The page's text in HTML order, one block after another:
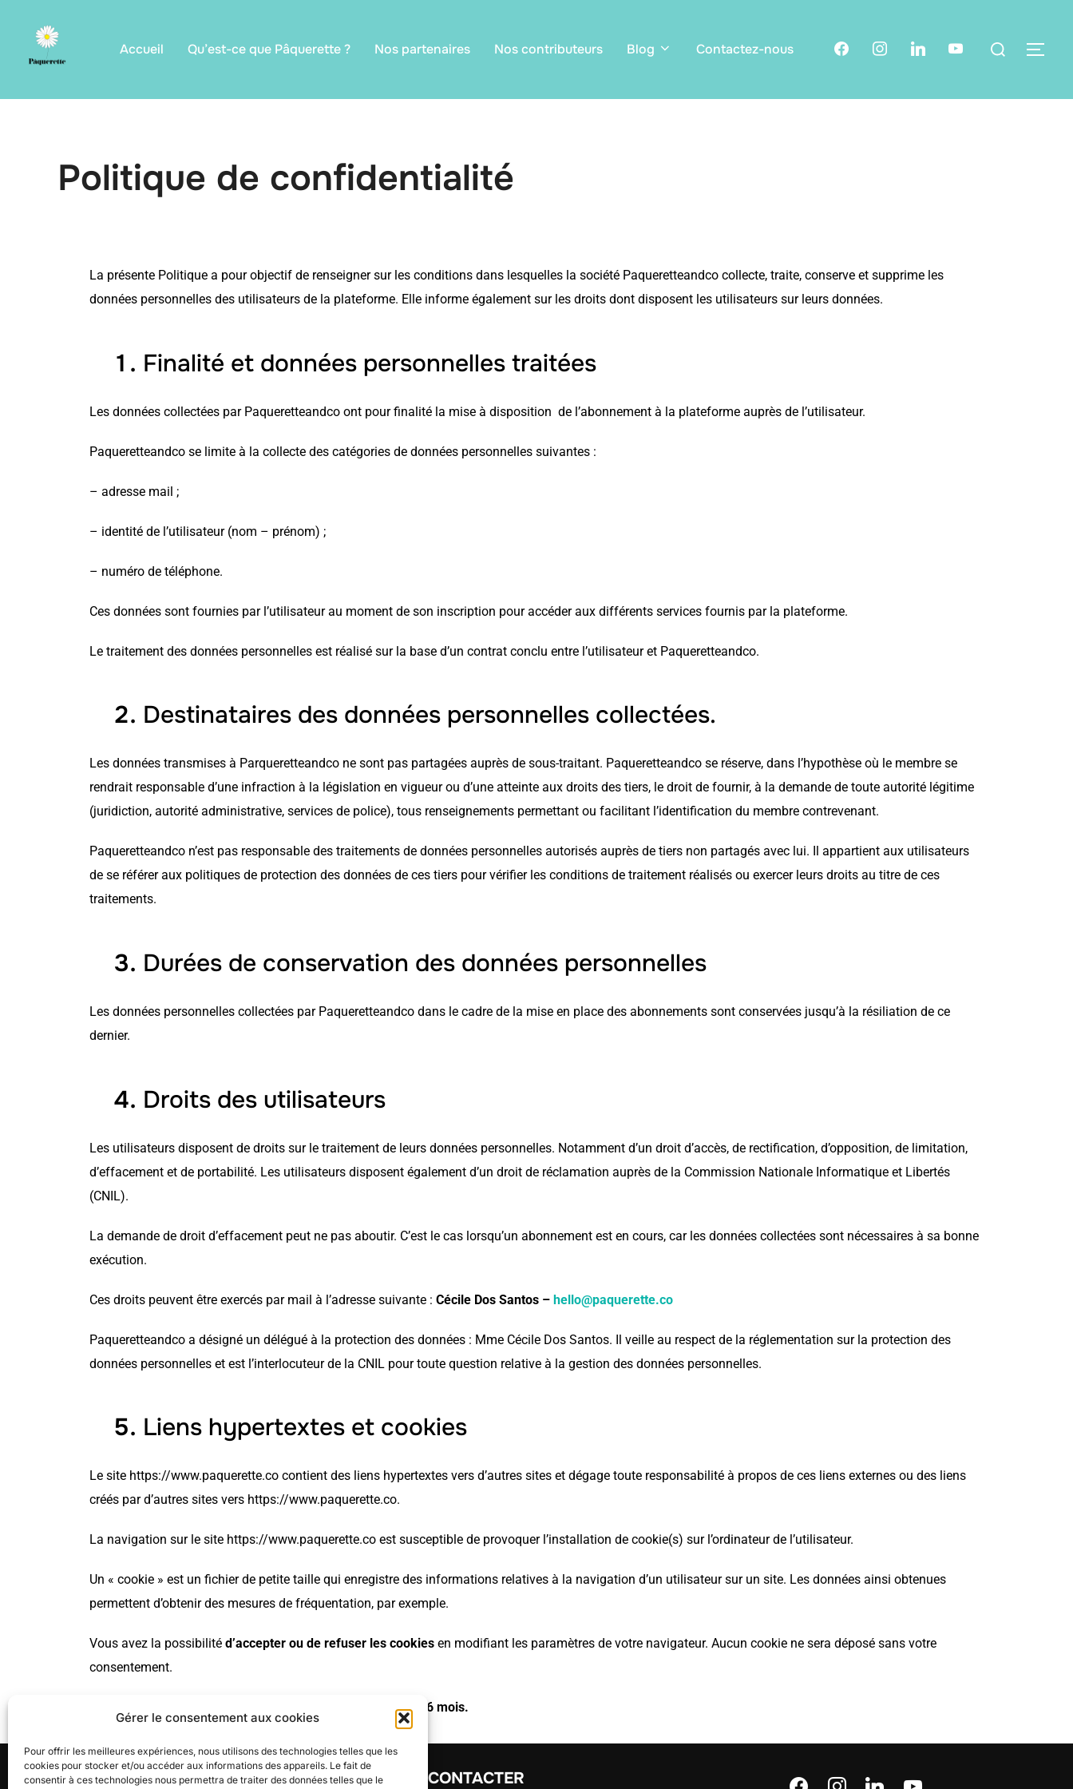
Gérer le consentement aux cookies
Pour offrir les meilleures expériences, nous utilisons des technologies telles que les
cookies pour stocker et/ou accéder aux informations des appareils. Le fait de
consentir à ces technologies nous permettra de traiter des données telles que le
Accueil Qu’est-ce que Pâquerette ? Nos partenaires Nos contributeurs Blog Contactez-nous
Politique de confidentialité
La présente Politique a pour objectif de renseigner sur les conditions dans lesquelles la société Paqueretteandco collecte, traite, conserve et supprime les
données personnelles des utilisateurs de la plateforme. Elle informe également sur les droits dont disposent les utilisateurs sur leurs données.
Finalité et données personnelles traitées
Les données collectées par Paqueretteandco ont pour finalité la mise à disposition de l’abonnement à la plateforme auprès de l’utilisateur.
Paqueretteandco se limite à la collecte des catégories de données personnelles suivantes :
– adresse mail ;
– identité de l’utilisateur (nom – prénom) ;
– numéro de téléphone.
Ces données sont fournies par l’utilisateur au moment de son inscription pour accéder aux différents services fournis par la plateforme.
Le traitement des données personnelles est réalisé sur la base d’un contrat conclu entre l’utilisateur et Paqueretteandco.
Destinataires des données personnelles collectées.
Les données transmises à Parqueretteandco ne sont pas partagées auprès de sous-traitant. Paqueretteandco se réserve, dans l’hypothèse où le membre se
rendrait responsable d’une infraction à la législation en vigueur ou d’une atteinte aux droits des tiers, le droit de fournir, à la demande de toute autorité légitime
(juridiction, autorité administrative, services de police), tous renseignements permettant ou facilitant l’identification du membre contrevenant.
Paqueretteandco n’est pas responsable des traitements de données personnelles autorisés auprès de tiers non partagés avec lui. Il appartient aux utilisateurs
de se référer aux politiques de protection des données de ces tiers pour vérifier les conditions de traitement réalisés ou exercer leurs droits au titre de ces
traitements.
Durées de conservation des données personnelles
Les données personnelles collectées par Paqueretteandco dans le cadre de la mise en place des abonnements sont conservées jusqu’à la résiliation de ce
dernier.
Droits des utilisateurs
Les utilisateurs disposent de droits sur le traitement de leurs données personnelles. Notamment d’un droit d’accès, de rectification, d’opposition, de limitation,
d’effacement et de portabilité. Les utilisateurs disposent également d’un droit de réclamation auprès de la Commission Nationale Informatique et Libertés
(CNIL).
La demande de droit d’effacement peut ne pas aboutir. C’est le cas lorsqu’un abonnement est en cours, car les données collectées sont nécessaires à sa bonne
exécution.
Ces droits peuvent être exercés par mail à l’adresse suivante : Cécile Dos Santos – hello@paquerette.co
Paqueretteandco a désigné un délégué à la protection des données : Mme Cécile Dos Santos. Il veille au respect de la réglementation sur la protection des
données personnelles et est l’interlocuteur de la CNIL pour toute question relative à la gestion des données personnelles.
Liens hypertextes et cookies
Le site https://www.paquerette.co contient des liens hypertextes vers d’autres sites et dégage toute responsabilité à propos de ces liens externes ou des liens
créés par d’autres sites vers https://www.paquerette.co.
La navigation sur le site https://www.paquerette.co est susceptible de provoquer l’installation de cookie(s) sur l’ordinateur de l’utilisateur.
Un « cookie » est un fichier de petite taille qui enregistre des informations relatives à la navigation d’un utilisateur sur un site. Les données ainsi obtenues
permettent d’obtenir des mesures de fréquentation, par exemple.
Vous avez la possibilité d’accepter ou de refuser les cookies en modifiant les paramètres de votre navigateur. Aucun cookie ne sera déposé sans votre
consentement.
Les cookies sont enregistrés pour une durée maximale de 6 mois.
PÂQUERETTE NOUS CONTACTER